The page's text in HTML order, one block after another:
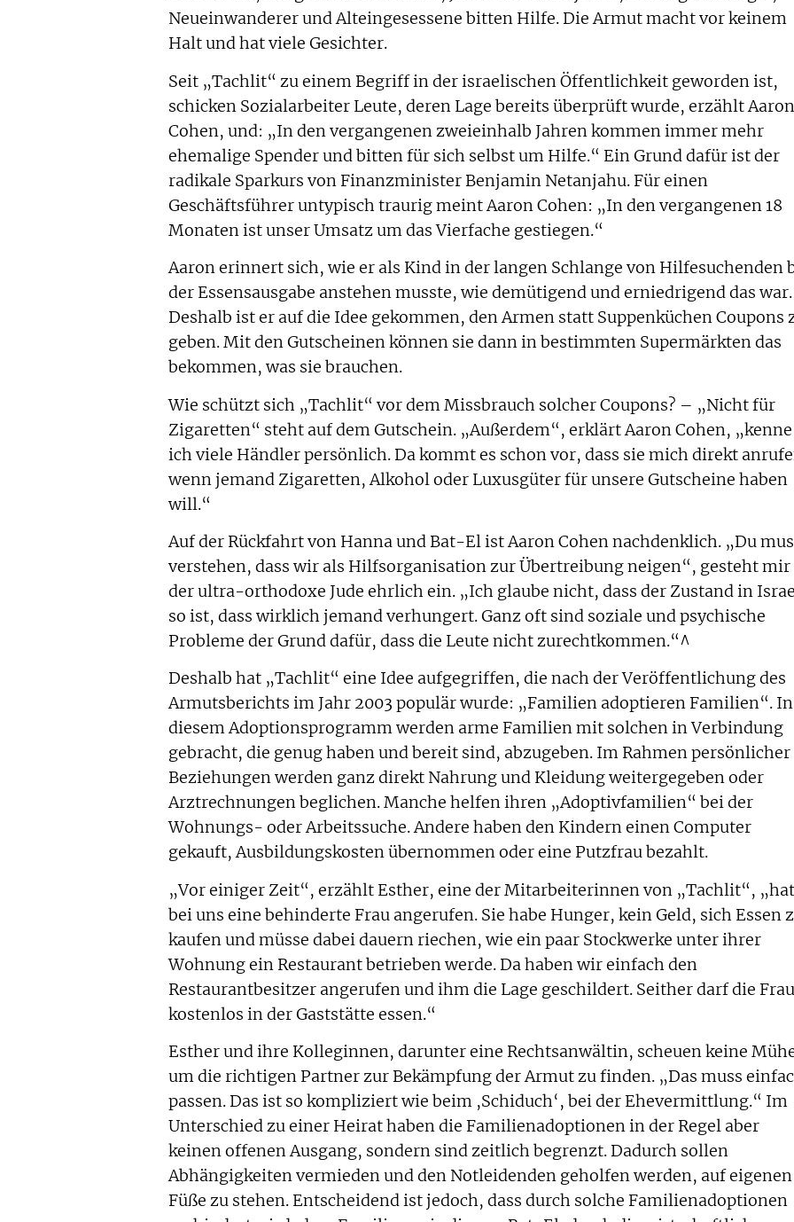
Neueinwanderer und Alteingesessene bitten Hilfe. Die Armut macht vor keinem
Halt und hat viele Gesichter.
Seit „Tachlit“ zu einem Begriff in der israelischen Öffentlichkeit geworden ist,
schicken Sozialarbeiter Leute, deren Lage bereits überprüft wurde, erzählt Aaron
Cohen, und: „In den vergangenen zweieinhalb Jahren kommen immer mehr
ehemalige Spender und bitten für sich selbst um Hilfe.“ Ein Grund dafür ist der
radikale Sparkurs von Finanzminister Benjamin Netanjahu. Für einen
Geschäftsführer untypisch traurig meint Aaron Cohen: „In den vergangenen 18
Monaten ist unser Umsatz um das Vierfache gestiegen.“
Aaron erinnert sich, wie er als Kind in der langen Schlange von Hilfesuchenden
der Essensausgabe anstehen musste, wie demütigend und erniedrigend das war.
Deshalb ist er auf die Idee gekommen, den Armen statt Suppenküchen Coupons
geben. Mit den Gutscheinen können sie dann in bestimmten Supermärkten das
bekommen, was sie brauchen.
Wie schützt sich „Tachlit“ vor dem Missbrauch solcher Coupons? – „Nicht für
Zigaretten“ steht auf dem Gutschein. „Außerdem“, erklärt Aaron Cohen, „kenne
ich viele Händler persönlich. Da kommt es schon vor, dass sie mich direkt
wenn jemand Zigaretten, Alkohol oder Luxusgüter für unsere Gutscheine haben
will.“
Auf der Rückfahrt von Hanna und Bat-El ist Aaron Cohen nachdenklich. „Du
verstehen, dass wir als Hilfsorganisation zur Übertreibung neigen“, gesteht mir
der ultra-orthodoxe Jude ehrlich ein. „Ich glaube nicht, dass der Zustand in
so ist, dass wirklich jemand verhungert. Ganz oft sind soziale und psychische
Probleme der Grund dafür, dass die Leute nicht zurechtkommen.“^
Deshalb hat „Tachlit“ eine Idee aufgegriffen, die nach der Veröffentlichung des
Armutsberichts im Jahr 2003 populär wurde: „Familien adoptieren Familien“. In
diesem Adoptionsprogramm werden arme Familien mit solchen in Verbindung
gebracht, die genug haben und bereit sind, abzugeben. Im Rahmen persönlicher
Beziehungen werden ganz direkt Nahrung und Kleidung weitergegeben oder
Arztrechnungen beglichen. Manche helfen ihren „Adoptivfamilien“ bei der
Wohnungs- oder Arbeitssuche. Andere haben den Kindern einen Computer
gekauft, Ausbildungskosten übernommen oder eine Putzfrau bezahlt.
„Vor einiger Zeit“, erzählt Esther, eine der Mitarbeiterinnen von „Tachlit“, „hat
bei uns eine behinderte Frau angerufen. Sie habe Hunger, kein Geld, sich Essen
kaufen und müsse dabei dauern riechen, wie ein paar Stockwerke unter ihrer
Wohnung ein Restaurant betrieben werde. Da haben wir einfach den
Restaurantbesitzer angerufen und ihm die Lage geschildert. Seither darf die Frau
kostenlos in der Gaststätte essen.“
Esther und ihre Kolleginnen, darunter eine Rechtsanwältin, scheuen keine
um die richtigen Partner zur Bekämpfung der Armut zu finden. „Das muss
passen. Das ist so kompliziert wie beim ,Schiduch‘, bei der Ehevermittlung.“ Im
Unterschied zu einer Heirat haben die Familienadoptionen in der Regel aber
keinen offenen Ausgang, sondern sind zeitlich begrenzt. Dadurch sollen
Abhängigkeiten vermieden und den Notleidenden geholfen werden, auf eigenen
Füße zu stehen. Entscheidend ist jedoch, dass durch solche Familienadoptionen